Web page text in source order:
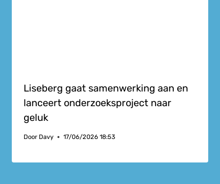
Liseberg gaat samenwerking aan en
lanceert onderzoeksproject naar
geluk
Door Davy 17/06/2026 18:53